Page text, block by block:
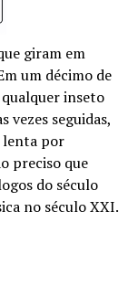
giram em
um décimo de
qualquer inseto
vezes seguidas,
lenta por
preciso que
do século
no século XXI.